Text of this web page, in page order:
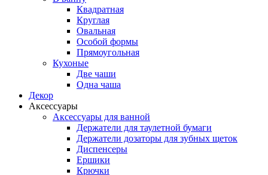
Квадратная
Круглая
Овальная
Особой формы
Прямоугольная
Кухоные
Две чаши
Одна чаша
Декор
Аксессуары
Аксессуары для ванной
Держатели для таулетной бумаги
Держатели дозаторы для зубных щеток
Диспенсеры
Ершики
Крючки